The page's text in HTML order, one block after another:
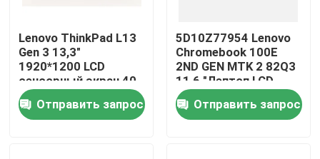
Дома
Lenovo ThinkPad L13
Gen 3 13,3"
1920*1200 LCD
сенсорный экран 40
пин Узкий R133NW4K
R0 Отправить запрос
5D10Z77954 Lenovo
Chromebook 100E
2ND GEN MTK 2 82Q3
11,6 "Лептоп LCD
светодиодный экран
Отправить запрос